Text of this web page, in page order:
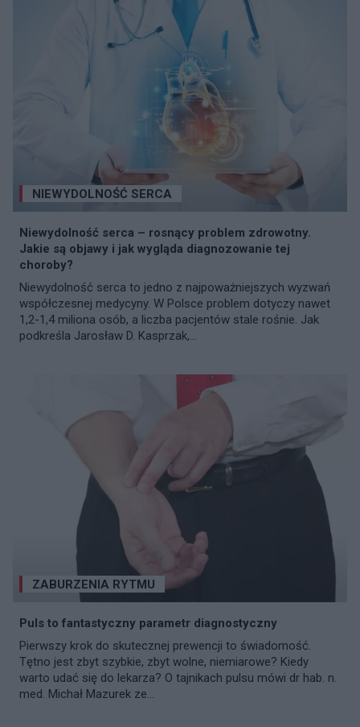
NIEWYDOLNOŚĆ SERCA
Niewydolność serca – rosnący problem zdrowotny.
Jakie są objawy i jak wygląda diagnozowanie tej
choroby?
Niewydolność serca to jedno z najpoważniejszych wyzwań
współczesnej medycyny. W Polsce problem dotyczy nawet
1,2-1,4 miliona osób, a liczba pacjentów stale rośnie. Jak
podkreśla Jarosław D. Kasprzak,...
ZABURZENIA RYTMU
Puls to fantastyczny parametr diagnostyczny
Pierwszy krok do skutecznej prewencji to świadomość.
Tętno jest zbyt szybkie, zbyt wolne, niemiarowe? Kiedy
warto udać się do lekarza? O tajnikach pulsu mówi dr hab. n.
med. Michał Mazurek ze...